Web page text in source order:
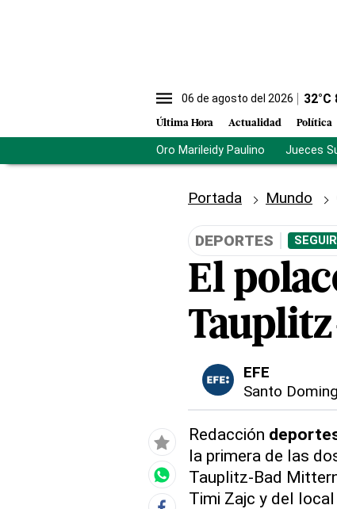
06 de agosto del 2026 32°C
Última Hora Actualidad Política
Oro Marileidy Paulino Jueces
Portada Mundo
DEPORTES
El
EFE
Santo
Redacción
la primera de las
Tauplitz-Bad
Timi Zajc y del